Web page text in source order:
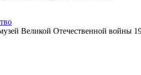
Великой Отечественной войны